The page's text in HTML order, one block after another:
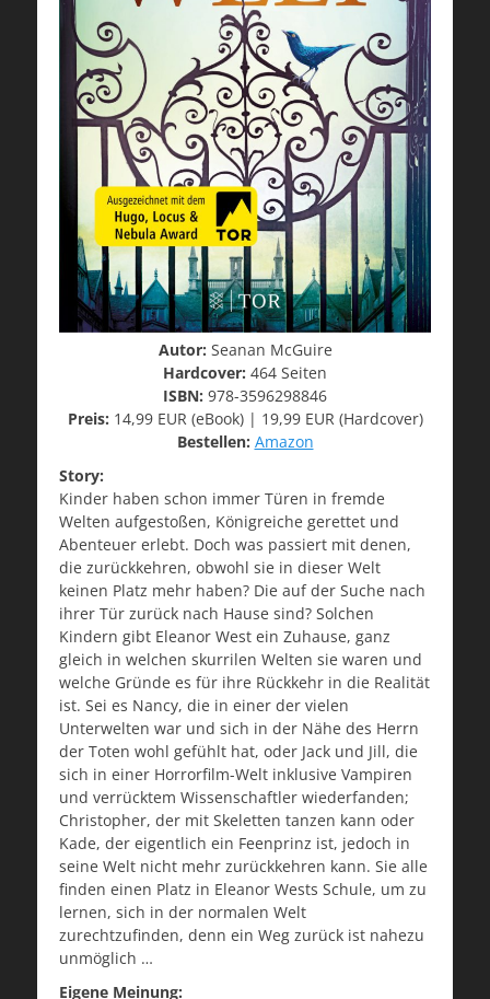
Autor: Seanan McGuire
Hardcover: 464 Seiten
ISBN: 978-3596298846
Preis: 14,99 EUR (eBook) | 19,99 EUR (Hardcover)
Bestellen: Amazon
Story:
Kinder haben schon immer Türen in fremde
Welten aufgestoßen, Königreiche gerettet und
Abenteuer erlebt. Doch was passiert mit denen,
die zurückkehren, obwohl sie in dieser Welt
keinen Platz mehr haben? Die auf der Suche nach
ihrer Tür zurück nach Hause sind? Solchen
Kindern gibt Eleanor West ein Zuhause, ganz
gleich in welchen skurrilen Welten sie waren und
welche Gründe es für ihre Rückkehr in die Realität
ist. Sei es Nancy, die in einer der vielen
Unterwelten war und sich in der Nähe des Herrn
der Toten wohl gefühlt hat, oder Jack und Jill, die
sich in einer Horrorfilm-Welt inklusive Vampiren
und verrücktem Wissenschaftler wiederfanden;
Christopher, der mit Skeletten tanzen kann oder
Kade, der eigentlich ein Feenprinz ist, jedoch in
seine Welt nicht mehr zurückkehren kann. Sie alle
finden einen Platz in Eleanor Wests Schule, um zu
lernen, sich in der normalen Welt
zurechtzufinden, denn ein Weg zurück ist nahezu
unmöglich …
Eigene Meinung: